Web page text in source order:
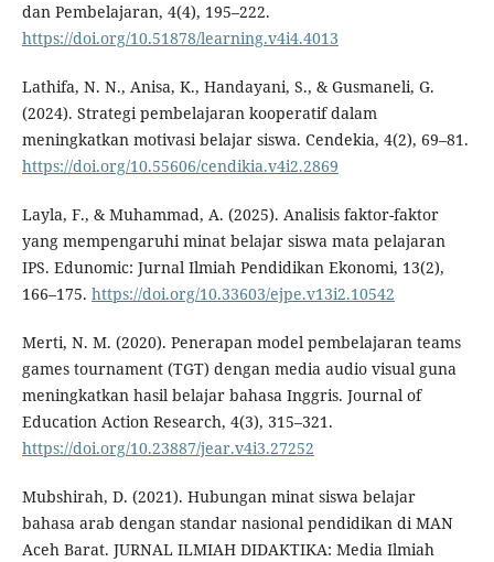
dan Pembelajaran, 4(4), 195–222.
https://doi.org/10.51878/learning.v4i4.4013
Lathifa, N. N., Anisa, K., Handayani, S., & Gusmaneli, G.
(2024). Strategi pembelajaran kooperatif dalam
meningkatkan motivasi belajar siswa. Cendekia, 4(2), 69–81.
https://doi.org/10.55606/cendikia.v4i2.2869
Layla, F., & Muhammad, A. (2025). Analisis faktor-faktor
yang mempengaruhi minat belajar siswa mata pelajaran
IPS. Edunomic: Jurnal Ilmiah Pendidikan Ekonomi, 13(2),
166–175. https://doi.org/10.33603/ejpe.v13i2.10542
Merti, N. M. (2020). Penerapan model pembelajaran teams
games tournament (TGT) dengan media audio visual guna
meningkatkan hasil belajar bahasa Inggris. Journal of
Education Action Research, 4(3), 315–321.
https://doi.org/10.23887/jear.v4i3.27252
Mubshirah, D. (2021). Hubungan minat siswa belajar
bahasa arab dengan standar nasional pendidikan di MAN
Aceh Barat. JURNAL ILMIAH DIDAKTIKA: Media Ilmiah